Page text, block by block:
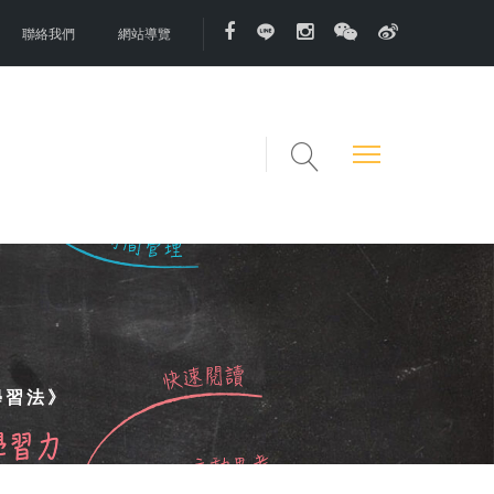
聯絡我們 網站導覽
法》